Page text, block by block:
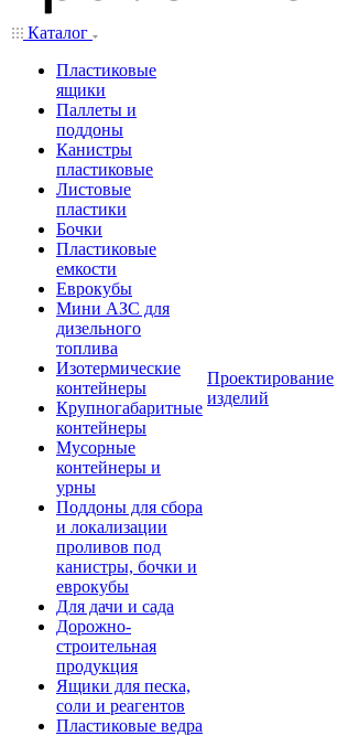
Каталог
Пластиковые
ящики
Паллеты и
поддоны
Канистры
пластиковые
Листовые
пластики
Бочки
Пластиковые
емкости
Еврокубы
Мини АЗС для
дизельного
топлива
Изотермические
контейнеры
Крупногабаритные
контейнеры
Мусорные
контейнеры и
урны
Поддоны для сбора
и локализации
проливов под
канистры, бочки и
еврокубы
Для дачи и сада
Дорожно-
строительная
продукция
Ящики для песка,
соли и реагентов
Пластиковые ведра
Проектирование
изделий